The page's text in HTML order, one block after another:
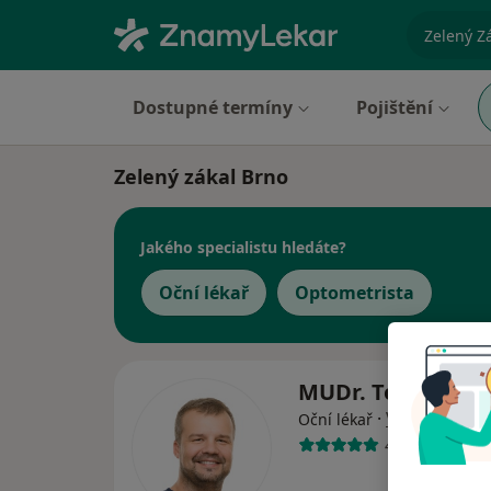
Dostupné termíny Pojištění
Zelený zákal Brno
Jakého specialistu hledáte?
Oční lékař Optometrista
MUDr. Tomáš
Oční lékař · Více
455 názorů